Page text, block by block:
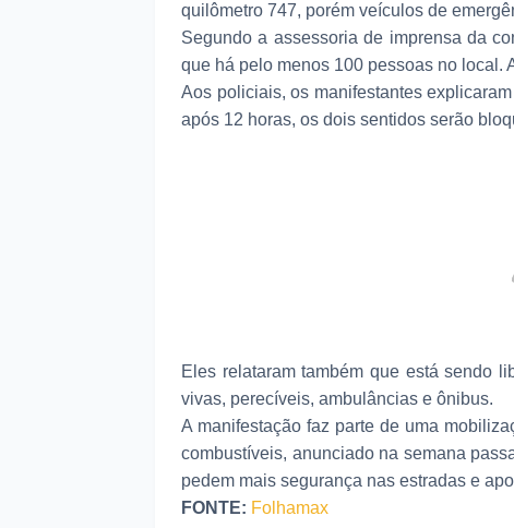
quilômetro 747, porém veículos de
Segundo a assessoria de imprensa da
que há pelo menos 100 pessoas no local.
Aos policiais, os manifestantes
após 12 horas, os dois sentidos serão
Eles relataram também que está sendo
vivas, perecíveis, ambulâncias e ônibus.
A manifestação faz parte de uma
combustíveis, anunciado na semana
pedem mais segurança nas estradas e
FONTE: Folhamax